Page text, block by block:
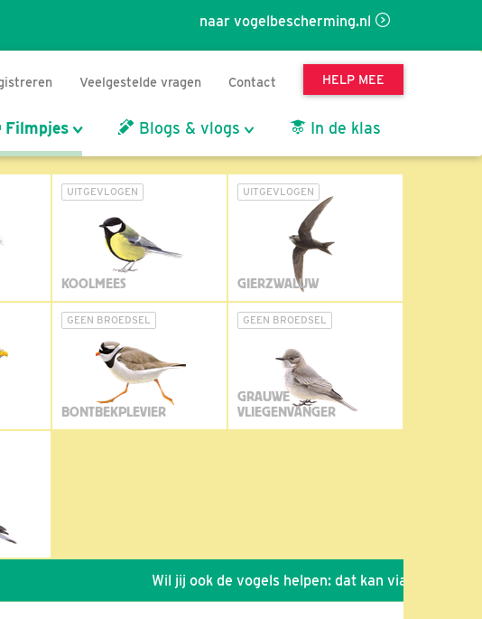
naar vogelbescherming.nl
Veelgestelde vragen Contact HELP MEE
Filmpjes Blogs & vlogs In de klas
UITGEVLOGEN
KOOLMEES
UITGEVLOGEN
GIERZWALUW
GEEN BROEDSEL
BONTBEKPLEVIER
GEEN BROEDSEL
GRAUWE
VLIEGENVANGER
Wil jij ook de vogels helpen: dat kan via de link!